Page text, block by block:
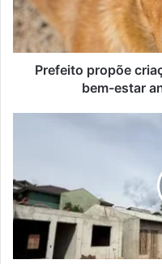
fundo
de
bem-
estarPrefeito propõe
bem-estar
para
famílias
atingidas
pelas
cheias